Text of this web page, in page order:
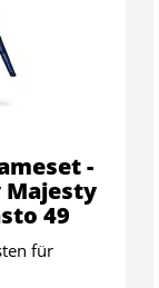
-
Majesty
49
für